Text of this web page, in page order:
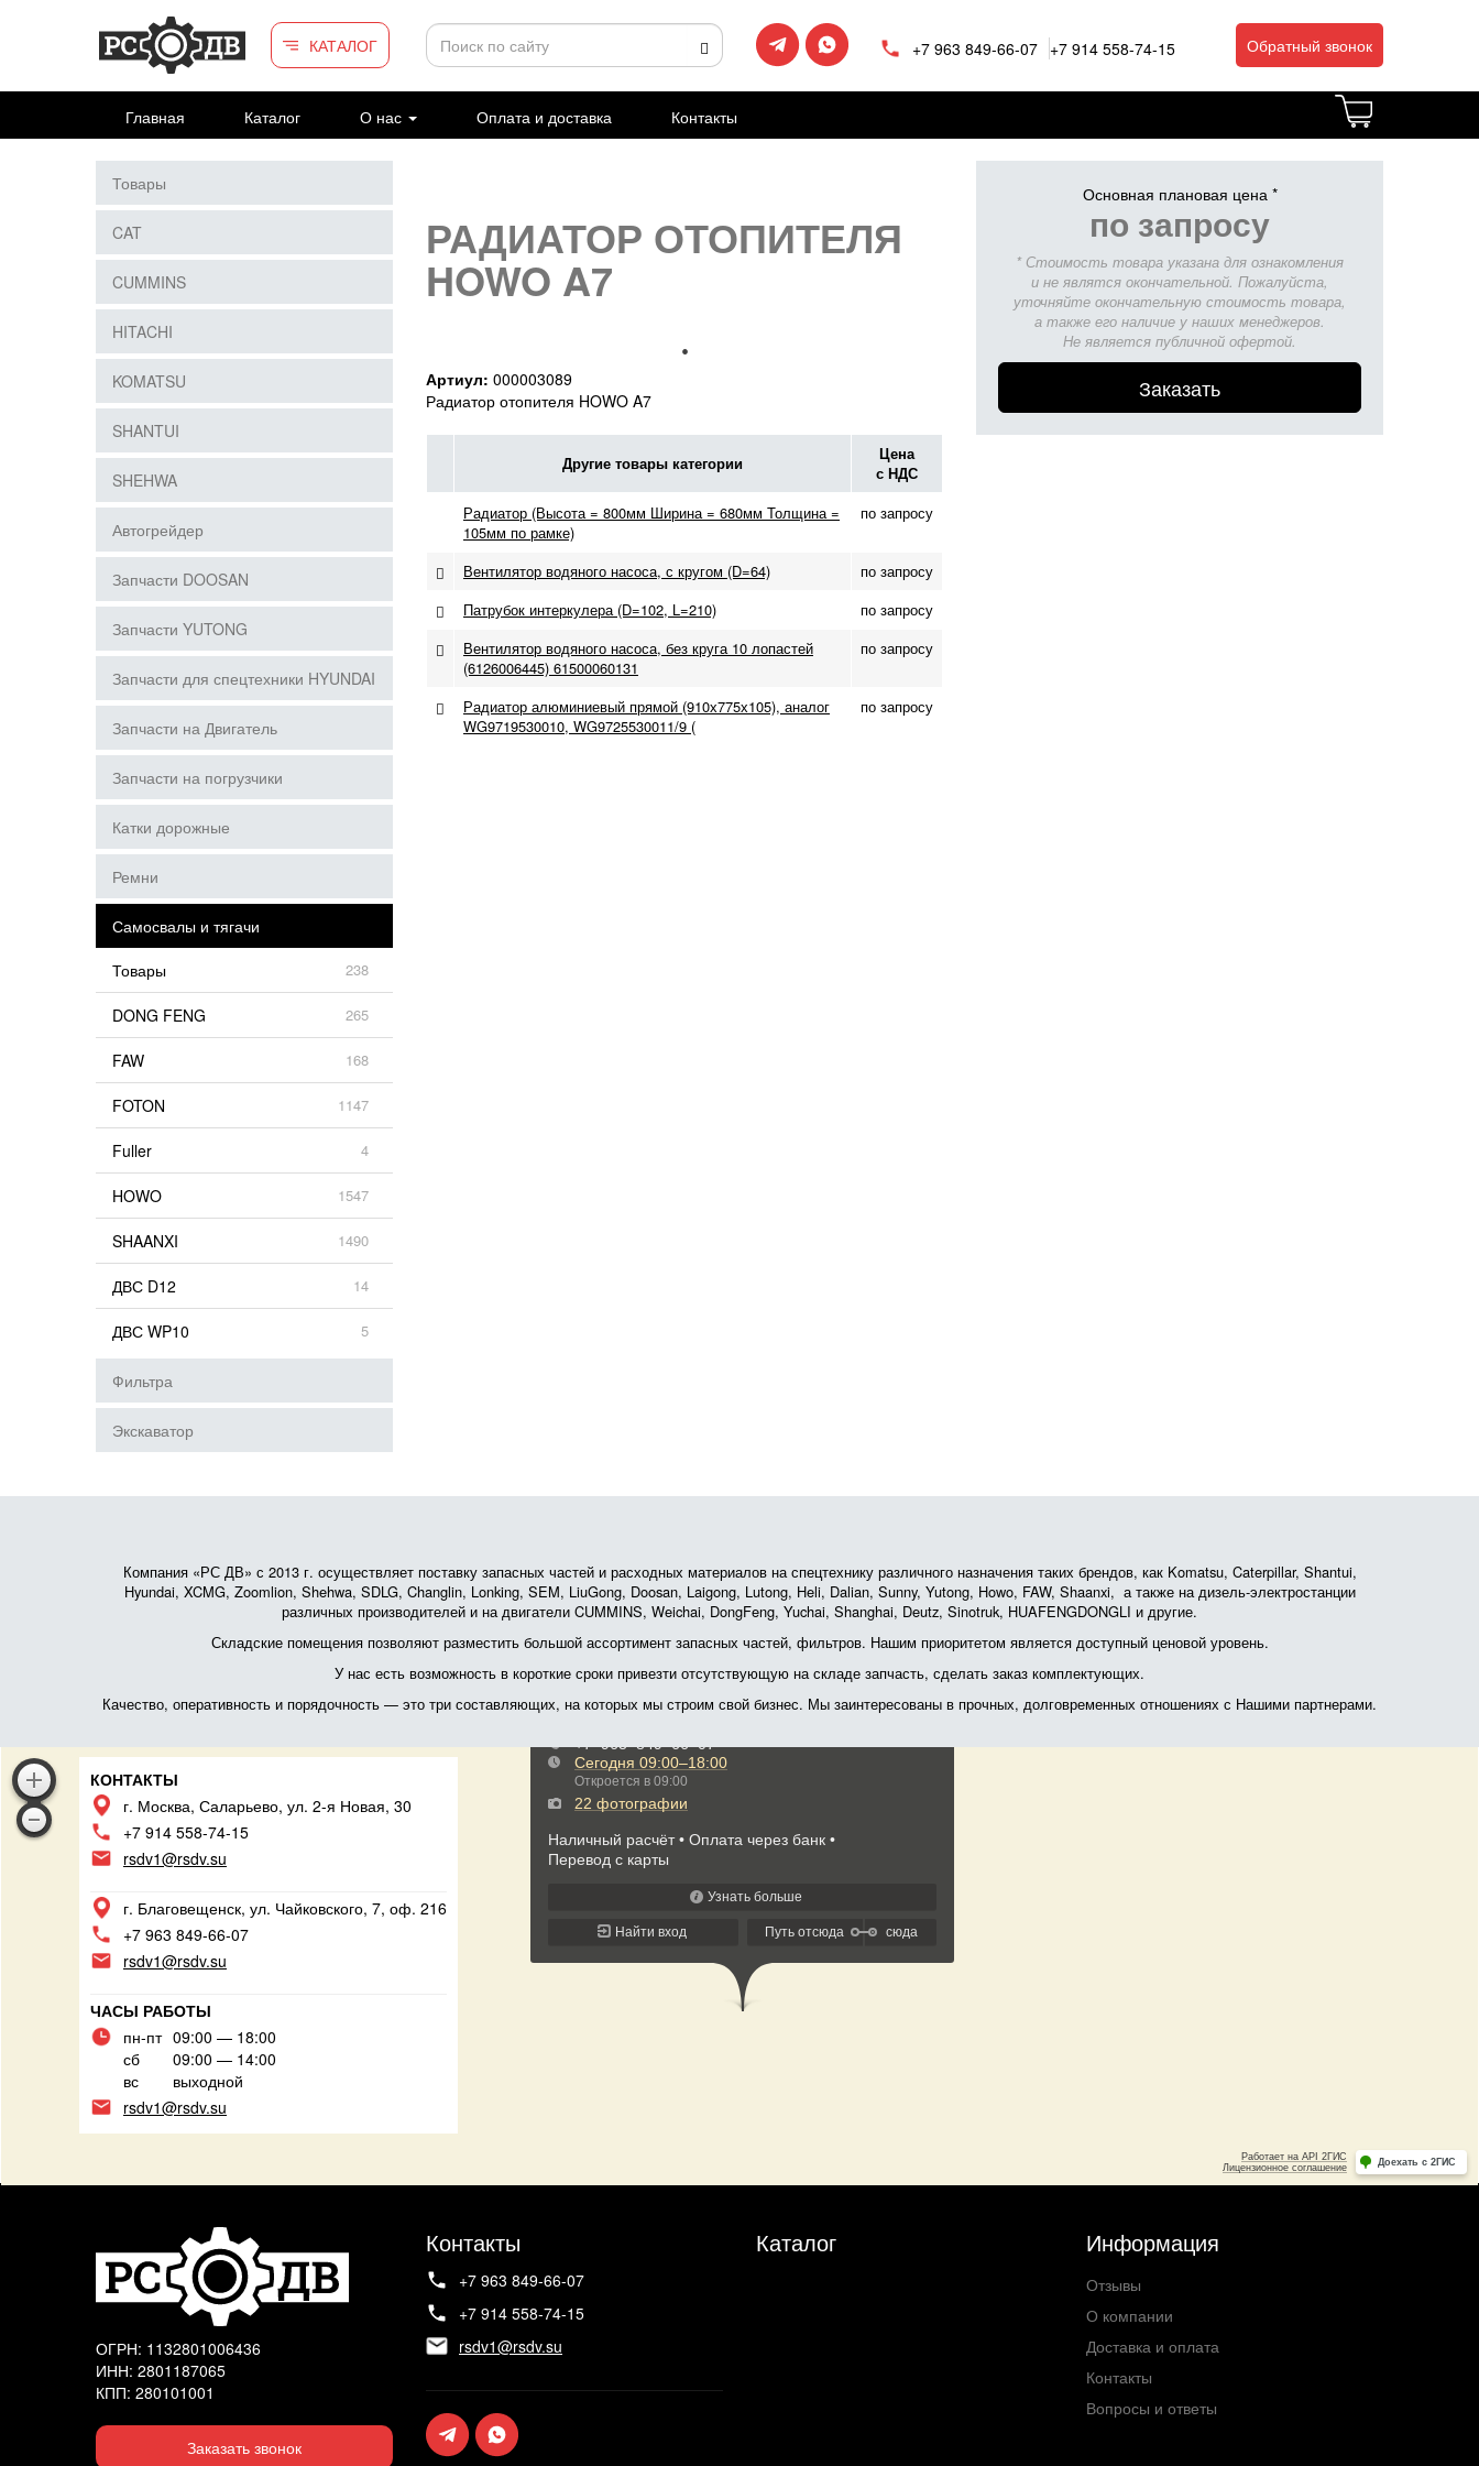
Перейти к основному содержанию
КАТАЛОГ
+7 963 849-66-07 +7 914 558-74-15 Обратный звонок
Главная Каталог О нас Оплата и доставка Контакты
РАДИАТОР ОТОПИТЕЛЯ
HOWO A7
Артиул: 000003089
Радиатор отопителя HOWO A7
Другие товары категории
Цена
с НДС
Радиатор (Высота = 800мм Ширина = 680мм Толщина =
105мм по рамке)
по запросу
Вентилятор водяного насоса, с кругом (D=64)
по запросу
Патрубок интеркулера (D=102, L=210)
по запросу
Вентилятор водяного насоса, без круга 10 лопастей
(6126006445) 61500060131
по запросу
Радиатор алюминиевый прямой (910х775х105), аналог
WG9719530010, WG9725530011/9 (
по запросу
Основная плановая цена *
по запросу
* Стоимость товара указана для ознакомления
и не являтся окончательной. Пожалуйста,
уточняйте окончательную стоимость товара,
а также его наличие у наших менеджеров.
Не является публичной офертой.
Заказать
Товары
CAT
CUMMINS
HITACHI
KOMATSU
SHANTUI
SHEHWA
Автогрейдер
Запчасти DOOSAN
Запчасти YUTONG
Запчасти для спецтехники HYUNDAI
Запчасти на Двигатель
Запчасти на погрузчики
Катки дорожные
Ремни
Самосвалы и тягачи
Товары
238
DONG FENG 265
FAW 168
FOTON 1147
Fuller 4
HOWO 1547
SHAANXI 1490
ДВС D12 14
ДВС WP10 5
Фильтра
Экскаватор
Компания «РС ДВ» с 2013 г. осуществляет поставку запасных частей и расходных материалов на спецтехнику различного назначения таких брендов, как Komatsu, Caterpillar, Shantui,
Hyundai, XCMG, Zoomlion, Shehwa, SDLG, Changlin, Lonking, SEM, LiuGong, Doosan, Laigong, Lutong, Heli, Dalian, Sunny, Yutong, Howo, FAW, Shaanxi, а также на дизель-электростанции
различных производителей и на двигатели CUMMINS, Weichai, DongFeng, Yuchai, Shanghai, Deutz, Sinotruk, HUAFENGDONGLI и другие.
Складские помещения позволяют разместить большой ассортимент запасных частей, фильтров. Нашим приоритетом является доступный ценовой уровень.
У нас есть возможность в короткие сроки привезти отсутствующую на складе запчасть, сделать заказ комплектующих.
Качество, оперативность и порядочность — это три составляющих, на которых мы строим свой бизнес. Мы заинтересованы в прочных, долговременных отношениях с Нашими партнерами.
КОНТАКТЫ
г. Москва, Саларьево, ул. 2-я Новая, 30
+7 914 558-74-15
rsdv1@rsdv.su
г. Благовещенск, ул. Чайковского, 7, оф. 216
+7 963 849-66-07
rsdv1@rsdv.su
ЧАСЫ РАБОТЫ
пн-пт 09:00 — 18:00
сб
09:00 — 14:00
вс
выходной
rsdv1@rsdv.su
ОГРН: 1132801006436
ИНН: 2801187065
КПП: 280101001
Заказать звонок
Контакты
+7 963 849-66-07
+7 914 558-74-15
rsdv1@rsdv.su
Каталог Информация
Отзывы
О компании
Доставка и оплата
Контакты
Вопросы и ответы